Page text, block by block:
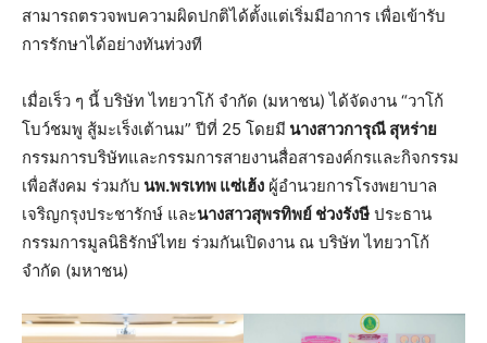
สามารถตรวจพบความผิดปกติได้ตั้งแต่เริ่มมีอาการ เพื่อเข้ารับ
การรักษาได้อย่างทันท่วงที
เมื่อเร็ว ๆ นี้ บริษัท ไทยวาโก้ จำกัด (มหาชน) ได้จัดงาน “วาโก้
โบว์ชมพู สู้มะเร็งเต้านม” ปีที่ 25 โดยมี นางสาวการุณี สุหร่าย
กรรมการบริษัทและกรรมการสายงานสื่อสารองค์กรและกิจกรรม
เพื่อสังคม ร่วมกับ นพ.พรเทพ แซ่เฮ้ง ผู้อำนวยการโรงพยาบาล
เจริญกรุงประชารักษ์ และนางสาวสุพรทิพย์ ช่วงรังษี ประธาน
กรรมการมูลนิธิรักษ์ไทย ร่วมกันเปิดงาน ณ บริษัท ไทยวาโก้
จำกัด (มหาชน)